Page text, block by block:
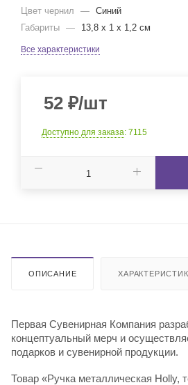
Цвет чернил
— Синий
Габариты — 13,8 x 1 x 1,2 см
Все характеристики
52 ₽/шт
Доступно для заказа: 7115
ОПИСАНИЕ
Первая Сувенирная Компания
концептуальный мерч и
подарков и сувенирной продукции.
Товар «Ручка металлическая Holly,